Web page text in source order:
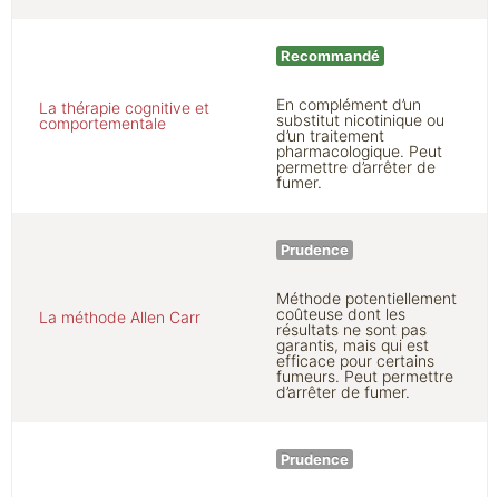
La thérapie cognitive et
comportementale
Recommandé
En complément d’un
substitut nicotinique ou
d’un traitement
pharmacologique. Peut
permettre d’arrêter de
fumer.
La méthode Allen Carr
Prudence
Méthode potentiellement
coûteuse dont les
résultats ne sont pas
garantis, mais qui est
efficace pour certains
fumeurs. Peut permettre
d’arrêter de fumer.
Prudence